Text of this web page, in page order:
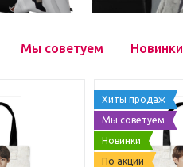
Мы советуем Новинки
Хиты продаж
Мы советуем
Новинки
По акции